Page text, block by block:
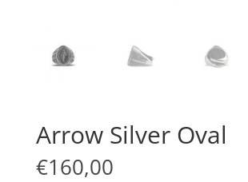
Arrow Silver Oval
€160,00